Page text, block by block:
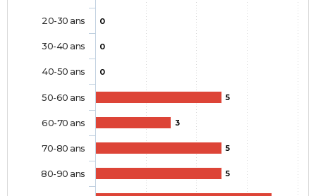
0
0
0
5
3
5
5
20-30 ans
30-40 ans
40-50 ans
50-60 ans
60-70 ans
70-80 ans
80-90 ans